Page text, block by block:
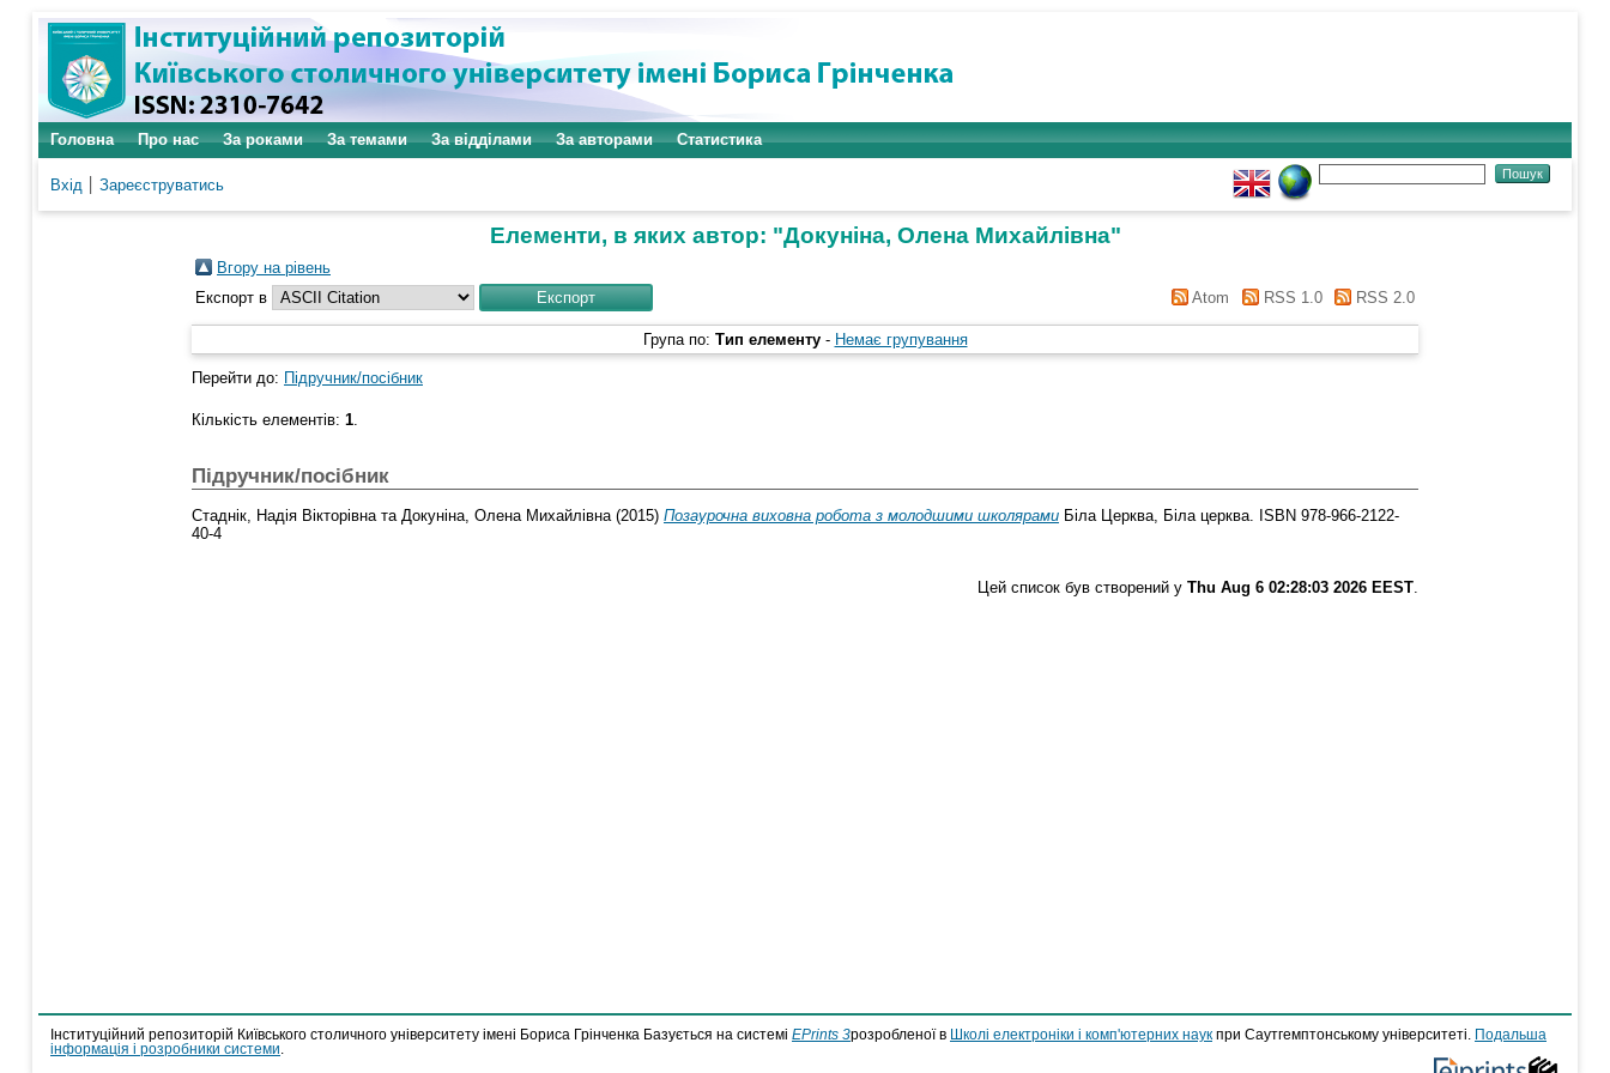
Головна Про нас За роками За темами За відділами За авторами Статистика
Вхід Зареєструватись
Елементи, в яких автор: "Докуніна, Олена Михайлівна"
Вгору на рівень
Експорт в
Atom RSS 1.0 RSS 2.0
Група по: Тип елементу - Немає групування
Перейти до: Підручник/посібник
Кількість елементів: 1.
Підручник/посібник
Стаднік, Надія Вікторівна та Докуніна, Олена Михайлівна (2015) Позаурочна виховна робота з молодшими школярами Біла Церква, Біла церква. ISBN 978-966-2122-
40-4
Цей список був створений у Thu Aug 6 02:28:03 2026 EEST
Інституційний репозиторій Київського столичного університету імені Бориса Грінченка Базується на системі EPrints 3розробленої в Школі електроніки і комп'ютерних наук при Саутгемптонському університеті.
Подальша
інформація і розробники системи